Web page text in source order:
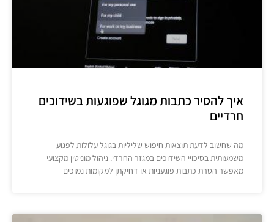
איך להסיר כתבות מגוגל שפוגעות בשידוכים
חרדיים
מה שחשוב לדעת תוצאות חיפוש שליליות בגוגל עלולות לפגוע
משמעותית בסיכויי השידוכים במגזר החרדי. ניהול מוניטין מקצועי
מאפשר הסרת כתבות פוגעניות או דחיקתן למקומות נמוכים